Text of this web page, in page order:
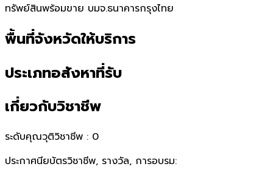
ทรัพย์สินพร้อมขาย บมจ.ธนาคารกรุงไทย
พื้นที่จังหวัดให้บริการ
ประเภทอสังหาที่รับ
เกี่ยวกับวิชาชีพ
ระดับคุณวุติวิชาชีพ : 0
ประกาศนียบัตรวิชาชีพ, รางวัล, การอบรม: